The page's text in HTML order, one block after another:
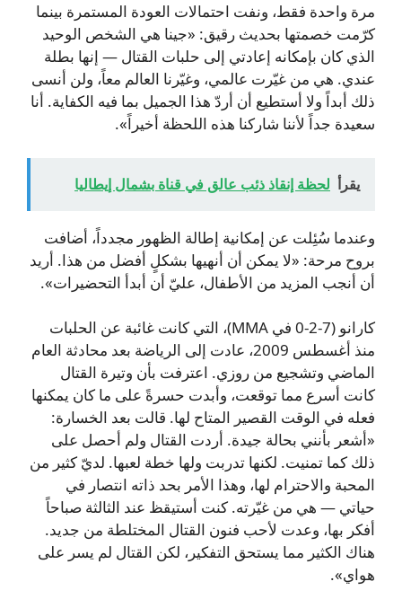
مرة واحدة فقط، ونفت احتمالات العودة المستمرة بينما
كرّمت خصمتها بحديث رقيق: «جينا هي الشخص الوحيد
الذي كان بإمكانه إعادتي إلى حلبات القتال — إنها بطلة
عندي. هي من غيّرت عالمي، وغيّرنا العالم معاً، ولن أنسى
ذلك أبداً ولا أستطيع أن أردّ هذا الجميل بما فيه الكفاية. أنا
سعيدة جداً لأننا شاركنا هذه اللحظة أخيراً».
يقرأ لحظة إنقاذ ذئب عالق في قناة بشمال إيطاليا
وعندما سُئِلت عن إمكانية إطالة الظهور مجدداً، أضافت
بروح مرحة: «لا يمكن أن أنهيها بشكلٍ أفضل من هذا. أريد
أن أنجب المزيد من الأطفال، عليّ أن أبدأ التحضيرات».
كارانو (7-2-0 في MMA)، التي كانت غائبة عن الحلبات
منذ أغسطس 2009، عادت إلى الرياضة بعد محادثة العام
الماضي وتشجيع من روزي. اعترفت بأن وتيرة القتال
كانت أسرع مما توقعت، وأبدت حسرةً على ما كان يمكنها
فعله في الوقت القصير المتاح لها. قالت بعد الخسارة:
«أشعر بأنني بحالة جيدة. أردت القتال ولم أحصل على
ذلك كما تمنيت. لكنها تدربت ولها خطة لعبها. لديّ كثير من
المحبة والاحترام لها، وهذا الأمر بحد ذاته انتصار في
حياتي — هي من غيّرته. كنت أستيقظ عند الثالثة صباحاً
أفكر بها، وعدت لأحب فنون القتال المختلطة من جديد.
هناك الكثير مما يستحق التفكير، لكن القتال لم يسر على
هواي».